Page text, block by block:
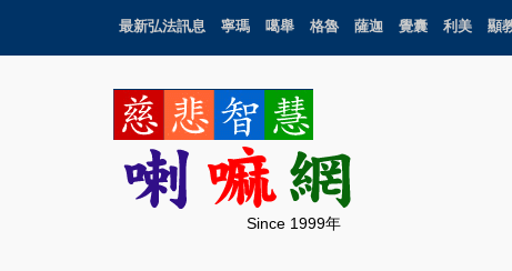
最新弘法訊息 寧瑪 噶舉 格魯 薩迦 覺囊 利美 顯
Since 1999年